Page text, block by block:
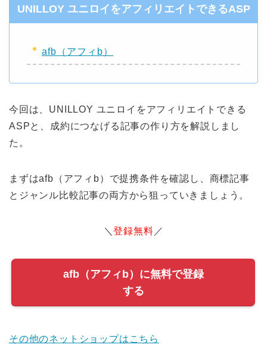
UNILLOY ユニロイをアフィリエイトできるASP
afb（アフィb）
今回は、UNILLOY ユニロイをアフィリエイトできる
ASPと、成約につなげる記事の作り方を解説しまし
た。
まずはafb（アフィb）で提携条件を確認し、商標記事
とジャンル比較記事の両方から狙っていきましょう。
＼登録無料 ／
afb（アフィb）に無料で登録
する
その他のネットショップはこちら